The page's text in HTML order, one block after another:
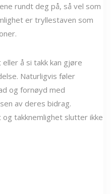
rundt deg på, så vel som
er tryllestaven som
å si takk kan gjøre
Naturligvis føler
og fornøyd med
av deres bidrag.
takknemlighet slutter ikke